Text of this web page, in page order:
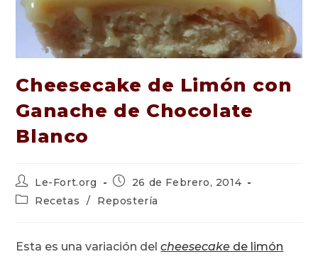
Cheesecake de Limón con
Ganache de Chocolate
Blanco
Autor
de
la
Le-Fort.org
Publicación
la
26 de Febrero, 2014
Categoría
entrada:
Recetas / Repostería
Esta es una variación delcheesecake de limón